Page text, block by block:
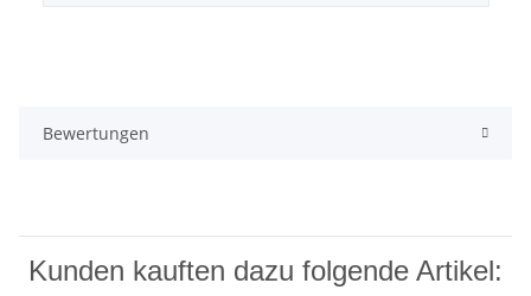
Bewertungen
Kunden kauften dazu folgende Artikel: